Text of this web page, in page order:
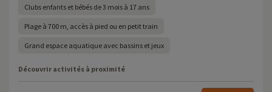
Clubs enfants et bébés de 3 mois à 17 ans
Plage à 700 m, accès à pied ou en petit train
Grand espace aquatique avec bassins et jeux
Découvrir activités à proximité